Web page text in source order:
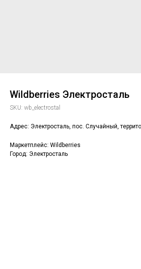
Wildberries Электросталь
SKU: wb_electrostal
Адрес: Электросталь, пос. Случайный,
Маркетплейс: Wildberries
Город: Электросталь